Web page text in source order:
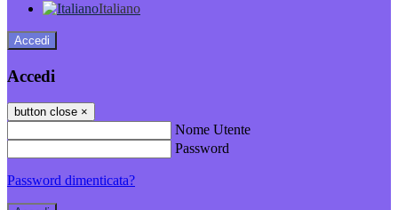
Italiano
Accedi
Accedi
button close ×
Nome Utente
Password
Password dimenticata?